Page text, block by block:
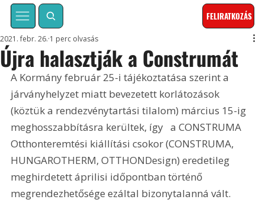
FELIRATKOZÁS
Újra halasztják a Construmát
2021. febr. 26. 1 perc olvasás
A Kormány február 25-i tájékoztatása szerint a
járványhelyzet miatt bevezetett korlátozások
(köztük a rendezvénytartási tilalom) március 15-ig
meghosszabbításra kerültek, így   a CONSTRUMA
Otthonteremtési kiállítási csokor (CONSTRUMA,
HUNGAROTHERM, OTTHONDesign) eredetileg
meghirdetett áprilisi időpontban történő
megrendezhetősége ezáltal bizonytalanná vált.